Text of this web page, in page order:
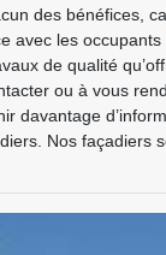
des bénéfices,
avec les
de qualité
ou à vous
davantage
Nos façadiers